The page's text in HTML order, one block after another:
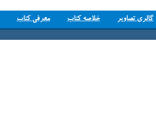
گالری تصاویر خلاصه کتاب معرفی کتاب